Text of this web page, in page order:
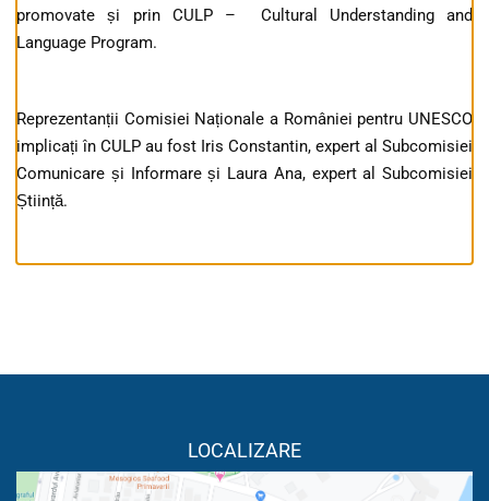
promovate și prin CULP – Cultural Understanding and
Language Program.
Reprezentanții Comisiei Naționale a României pentru UNESCO
implicați în CULP au fost Iris Constantin, expert al Subcomisiei
Comunicare și Informare și Laura Ana, expert al Subcomisiei
Știință.
LOCALIZARE